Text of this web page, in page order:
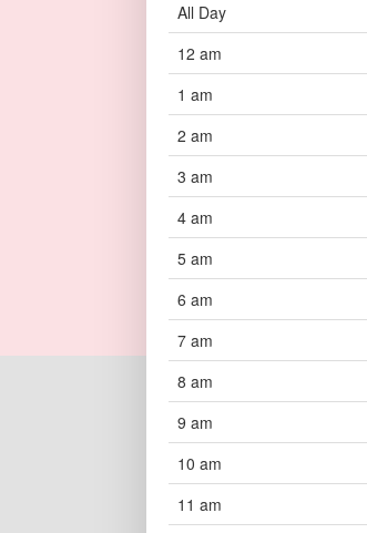
All Day
12 am
1 am
2 am
3 am
4 am
5 am
6 am
7 am
8 am
9 am
10 am
11 am